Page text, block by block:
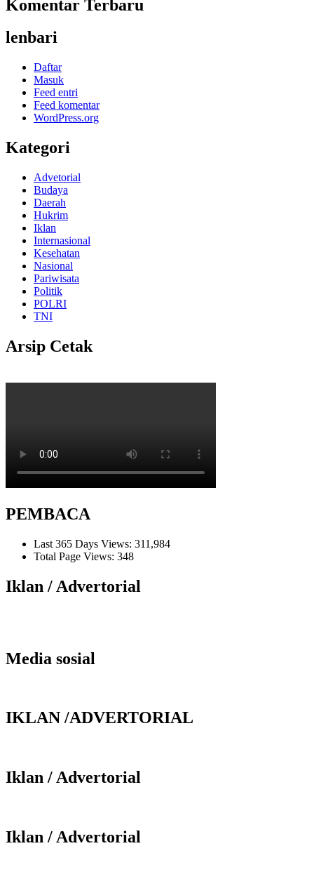
Komentar Terbaru
lenbari
Daftar
Masuk
Feed entri
Feed komentar
WordPress.org
Kategori
Advetorial
Budaya
Daerah
Hukrim
Iklan
Internasional
Kesehatan
Nasional
Pariwisata
Politik
POLRI
TNI
Arsip Cetak
PEMBACA
Last 365 Days Views: 311,984
Total Page Views: 348
Iklan / Advertorial
Media sosial
IKLAN /ADVERTORIAL
Iklan / Advertorial
Iklan / Advertorial